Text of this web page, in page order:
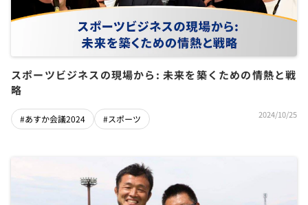
スポーツビジネスの現場から: 未来を築くための情熱と戦
略
#あすか会議2024 #スポーツ 2024/10/25